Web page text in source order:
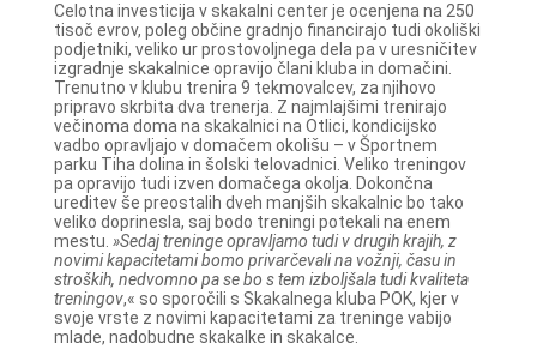
Celotna investicija v skakalni center je ocenjena na 250
tisoč evrov, poleg občine gradnjo financirajo tudi okoliški
podjetniki, veliko ur prostovoljnega dela pa v uresničitev
izgradnje skakalnice opravijo člani kluba in domačini.
Trenutno v klubu trenira 9 tekmovalcev, za njihovo
pripravo skrbita dva trenerja. Z najmlajšimi trenirajo
večinoma doma na skakalnici na Otlici, kondicijsko
vadbo opravljajo v domačem okolišu – v Športnem
parku Tiha dolina in šolski telovadnici. Veliko treningov
pa opravijo tudi izven domačega okolja. Dokončna
ureditev še preostalih dveh manjših skakalnic bo tako
veliko doprinesla, saj bodo treningi potekali na enem
mestu. »Sedaj treninge opravljamo tudi v drugih krajih, z
novimi kapacitetami bomo privarčevali na vožnji, času in
stroških, nedvomno pa se bo s tem izboljšala tudi kvaliteta
treningov,« so sporočili s Skakalnega kluba POK, kjer v
svoje vrste z novimi kapacitetami za treninge vabijo
mlade, nadobudne skakalke in skakalce.